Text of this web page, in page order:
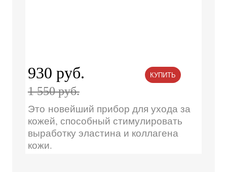
930 руб.
1 550 руб.
КУПИТЬ
Это новейший прибор для ухода за
кожей, способный стимулировать
выработку эластина и коллагена
кожи.